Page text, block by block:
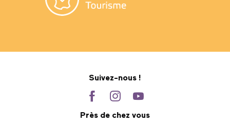
Suivez-nous !
Près de chez vous